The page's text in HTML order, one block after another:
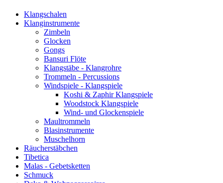
Klangschalen
Klanginstrumente
Zimbeln
Glocken
Gongs
Bansuri Flöte
Klangstäbe - Klangrohre
Trommeln - Percussions
Windspiele - Klangspiele
Koshi & Zaphir Klangspiele
Woodstock Klangspiele
Wind- und Glockenspiele
Maultrommeln
Blasinstrumente
Muschelhorn
Räucherstäbchen
Tibetica
Malas - Gebetsketten
Schmuck